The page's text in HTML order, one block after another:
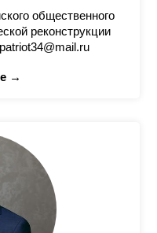
общественного
реконструкции
→